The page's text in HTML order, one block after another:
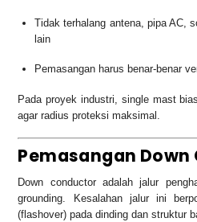
Tidak terhalang antena, pipa AC,
lain
Pemasangan harus benar-benar
Pada proyek industri, single mast
agar radius proteksi maksimal.
Pemasangan
Down conductor adalah jalur
grounding. Kesalahan jalur ini
(flashover) pada dinding dan struktur